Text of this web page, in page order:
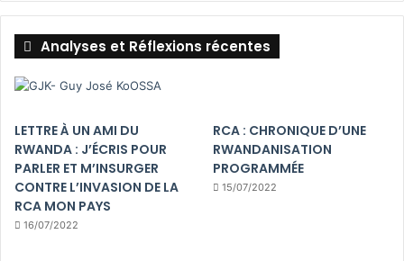
Analyses et Réflexions récentes
LETTRE À UN AMI DU
RWANDA : J’ÉCRIS POUR
PARLER ET M’INSURGER
CONTRE L’INVASION DE LA
RCA MON PAYS
16/07/2022
RCA : CHRONIQUE D’UNE
RWANDANISATION
PROGRAMMÉE
15/07/2022